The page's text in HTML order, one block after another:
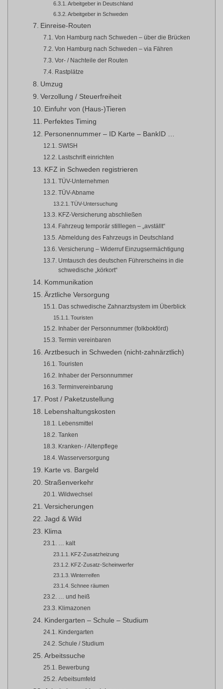
Arbeitgeber in Deutschland
Arbeitgeber in Schweden
Einreise-Routen
Von Hamburg nach Schweden – über die Brücken
Von Hamburg nach Schweden – via Fähren
Vor- / Nachteile der Routen
Rastplätze
Umzug
Verzollung / Steuerfreiheit
Einfuhr von (Haus-)Tieren
Perfektes Timing
Personennummer – ID Karte – BankID …
SWISH
Lastschrift einrichten
KFZ in Schweden registrieren
TÜV-Unternehmen
TÜV-Abname
TÜV-Untersuchung
KFZ-Versicherung abschließen
Fahrzeug temporär stilllegen – „avställt“
Abmeldung des Fahrzeugs in Deutschland
Versicherung – Widerruf Einzugsermächtigung
Umtausch des deutschen Führerscheins in die
schwedische „körkort“
Kommunikation
Ärztliche Versorgung
Das schwedische Zahnarztsystem im Überblick
Touristen
Inhaber der Personnummer (folkbokförd)
Termin vereinbaren
Arztbesuch in Schweden (nicht-zahnärztlich)
Touristen
Inhaber der Personnummer
Terminvereinbarung
Post / Paketzustellung
Lebenshaltungskosten
Lebensmittel
Tanken
Kranken- / Altenpflege
Wasserversorgung
Karte vs. Bargeld
Straßenverkehr
Wildwechsel
Versicherungen
Jagd & Wild
Klima
… kalt
KFZ-Zusatzheizung
KFZ-Zusatz-Scheinwerfer
Winterreifen
Schnee räumen
… und heiß
Klimazonen
Kindergarten – Schule – Studium
Kindergarten
Schule / Studium
Arbeitssuche
Bewerbung
Arbeitsumfeld